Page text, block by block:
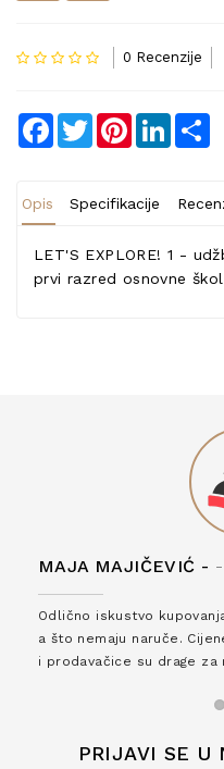
0 Recenzije
Facebook
TwitterPinterest
Opis Specifikacije
LET'S EXPLORE! 1 -
prvi razred osnovne
MAJA MAJIČEVIĆ - -
Odlično iskustvo
a što nemaju naruče.
i prodavačice su drage za
PRIJAVI SE U